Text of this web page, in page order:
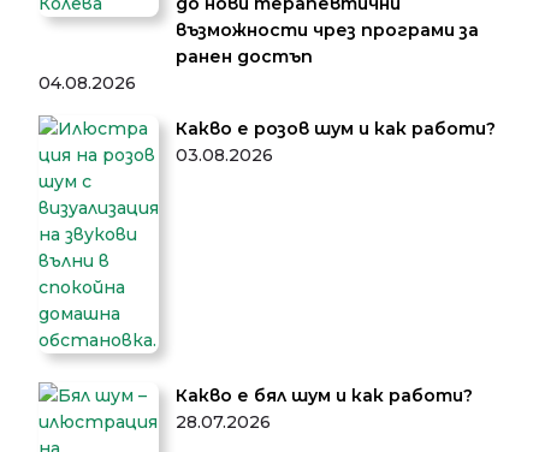
възможности чрез програми за
ранен достъп
04.08.2026
Какво е розов шум и как работи?
03.08.2026
Какво е бял шум и как работи?
28.07.2026